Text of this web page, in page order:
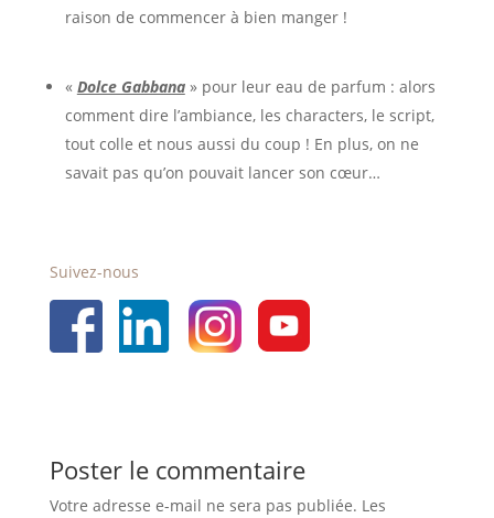
raison de commencer à bien manger !
« Dolce Gabbana» pour leur eau de parfum : alors
comment dire l’ambiance, les characters, le script,
tout colle et nous aussi du coup ! En plus, on ne
savait pas qu’on pouvait lancer son cœur…
Suivez-nous
Poster le commentaire
Votre adresse e-mail ne sera pas publiée. Les